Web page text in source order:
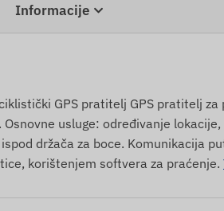
Informacije
GPS pratitelj GPS pratitelj za
usluge: određivanje
držača za boce. Komunikacija
korištenjem softvera za praćenje.